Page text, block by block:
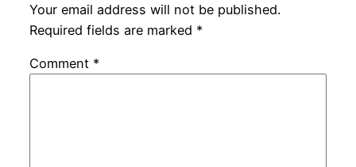
Your email address will not be published.
Required fields are marked *
Comment *